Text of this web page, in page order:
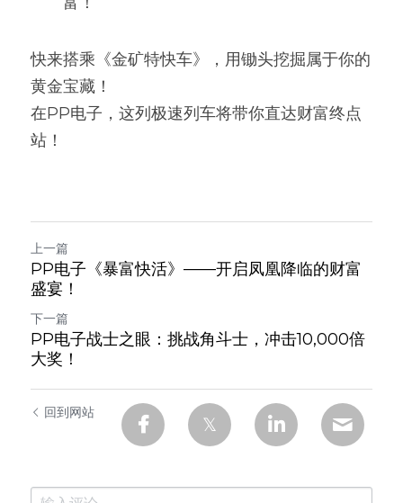
快来搭乘《金矿特快车》，用锄头挖掘属于你的
黄金宝藏！
在PP电子，这列极速列车将带你直达财富终点
站！
上一篇
PP电子《暴富快活》——开启凤凰降临的财富
盛宴！
下一篇
PP电子战士之眼：挑战角斗士，冲击10,000倍
大奖！
回到网站